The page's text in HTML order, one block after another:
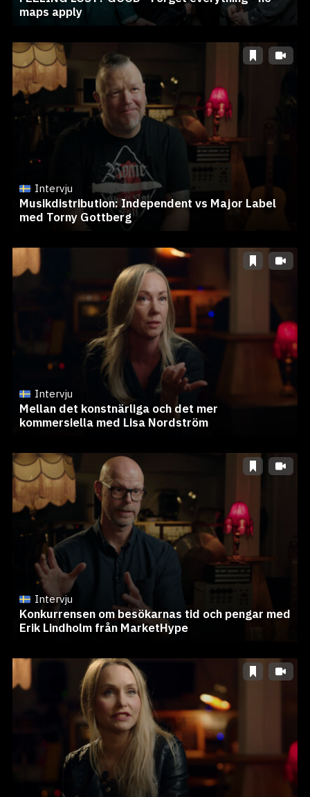
maps apply
Intervju
Musikdistribution: Independent vs Major Label
med Torny Gottberg
Intervju
Mellan det konstnärliga och det mer
kommersiella med Lisa Nordström
Intervju
Konkurrensen om besökarnas tid och pengar med
Erik Lindholm från MarketHype